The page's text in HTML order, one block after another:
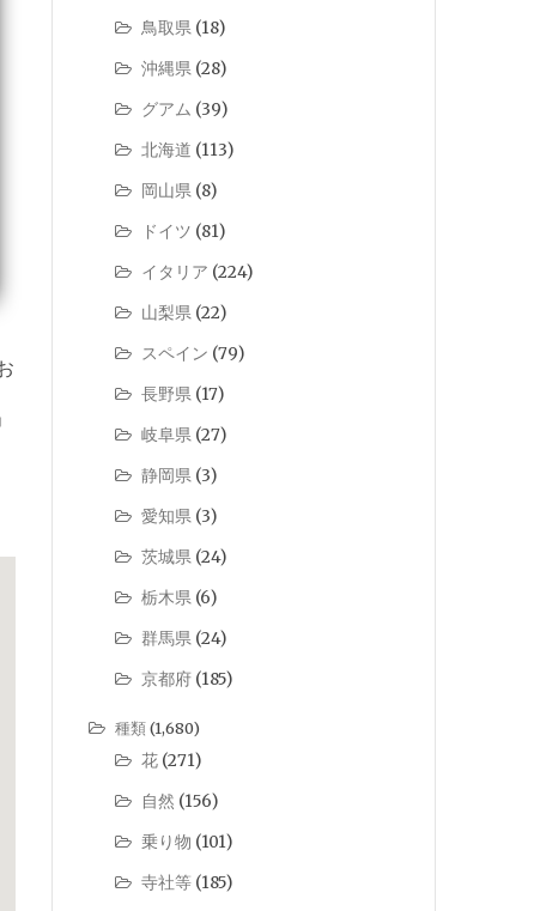
鳥取県 (18)
沖縄県 (28)
グアム (39)
北海道 (113)
岡山県 (8)
ドイツ (81)
イタリア (224)
山梨県 (22)
スペイン (79)
長野県 (17)
岐阜県 (27)
静岡県 (3)
愛知県 (3)
茨城県 (24)
栃木県 (6)
群馬県 (24)
京都府 (185)
種類(1,680)
花 (271)
自然 (156)
乗り物 (101)
寺社等 (185)